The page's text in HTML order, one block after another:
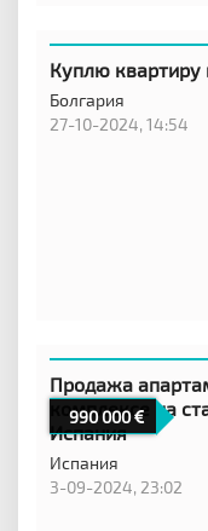
Куплю квартиру
Болгария
27-10-2024, 14:54
990 000
Продажа
комплексе на
Испания
Испания
3-09-2024, 23:02